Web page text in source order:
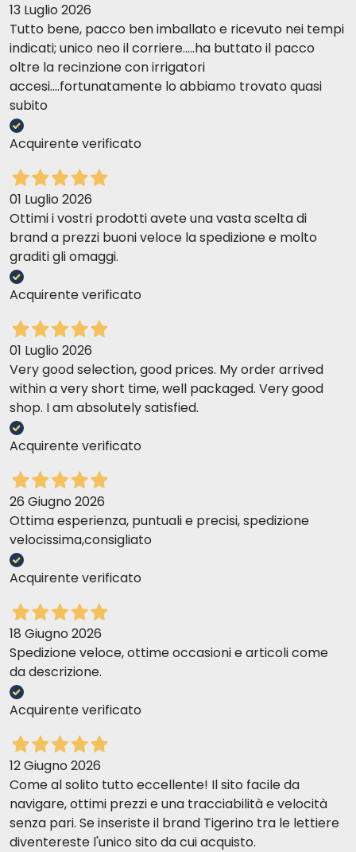
13 Luglio 2026
Tutto bene, pacco ben imballato e ricevuto nei tempi
indicati; unico neo il corriere.....ha buttato il pacco
oltre la recinzione con irrigatori
accesi....fortunatamente lo abbiamo trovato quasi
subito
Acquirente verificato
01 Luglio 2026
Ottimi i vostri prodotti avete una vasta scelta di
brand a prezzi buoni veloce la spedizione e molto
graditi gli omaggi.
Acquirente verificato
01 Luglio 2026
Very good selection, good prices. My order arrived
within a very short time, well packaged. Very good
shop. I am absolutely satisfied.
Acquirente verificato
26 Giugno 2026
Ottima esperienza, puntuali e precisi, spedizione
velocissima,consigliato
Acquirente verificato
18 Giugno 2026
Spedizione veloce, ottime occasioni e articoli come
da descrizione.
Acquirente verificato
12 Giugno 2026
Come al solito tutto eccellente! Il sito facile da
navigare, ottimi prezzi e una tracciabilità e velocità
senza pari. Se inseriste il brand Tigerino tra le lettiere
diventereste l'unico sito da cui acquisto.